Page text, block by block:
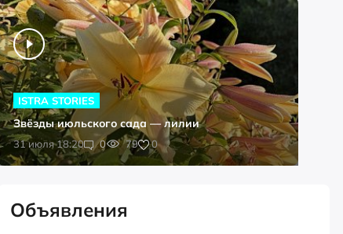
31 июля 18:20 0 79 0
ISTRA STORIES
Звёзды июльского сада — лилии
Объявления